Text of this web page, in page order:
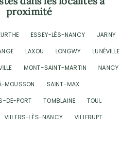
proximité
ESSEY-LÈS-NANCY
JARNY
LAXOU LONGWY
LUNÉVILLE
MONT-SAINT-MARTIN
NANCY
MOUSSON
SAINT-MAX
DE-PORT
TOMBLAINE
TOUL
VILLERS-LÈS-NANCY VILLERUPT